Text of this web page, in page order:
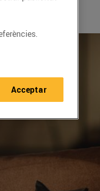
Acceptar